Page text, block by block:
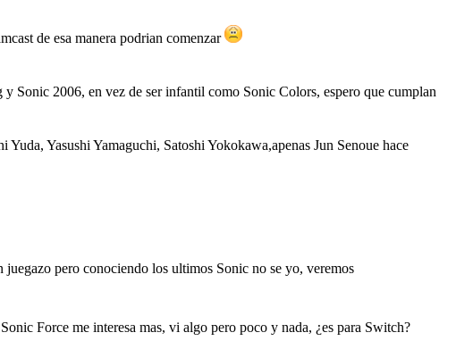
de esa manera podrian comenzar
Sonic 2006, en vez de ser infantil como Sonic Colors, espero que cumplan
Yasushi Yamaguchi, Satoshi Yokokawa,apenas Jun Senoue hace
pero conociendo los ultimos Sonic no se yo, veremos
Force me interesa mas, vi algo pero poco y nada, ¿es para Switch?